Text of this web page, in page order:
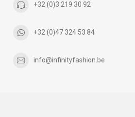
+32 (0)3 219 30 92
+32 (0)47 324 53 84
info@infinityfashion.be